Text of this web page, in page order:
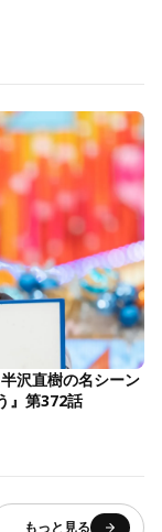
沢直樹の名シーン
』第372話
もっと見る